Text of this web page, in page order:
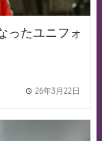
ったユニフォ
26年3月22日
badge